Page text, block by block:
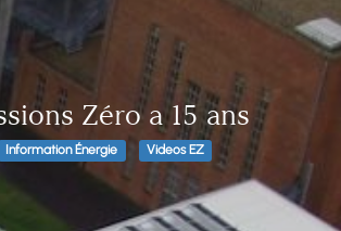
Zéro a 15 ans
Information Énergie Videos EZ